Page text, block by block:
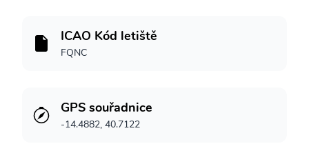
ICAO Kód letiště
FQNC
GPS souřadnice
-14.4882, 40.7122